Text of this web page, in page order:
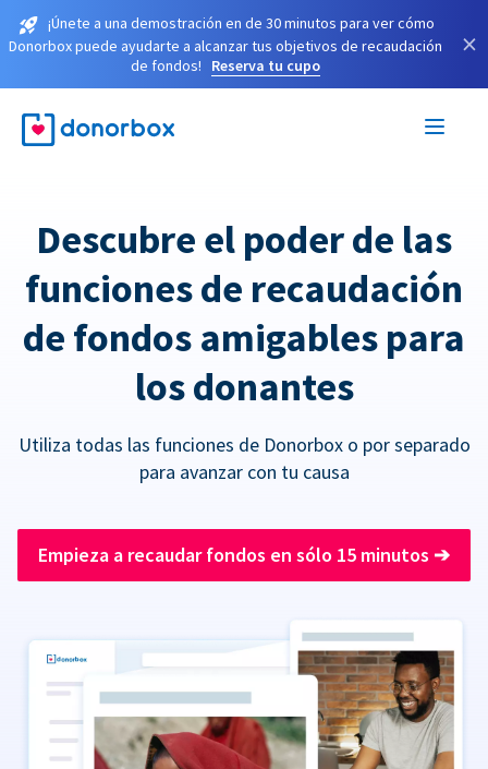
¡Únete a una demostración en de 30 minutos para ver cómo
Donorbox puede ayudarte a alcanzar tus objetivos de recaudación
de fondos!
Reserva tu cupo
×
Descubre el poder de las
funciones de recaudación
de fondos amigables para
los donantes
Utiliza todas las funciones de Donorbox o por separado
para avanzar con tu causa
Empieza a recaudar fondos en sólo 15 minutos ➔